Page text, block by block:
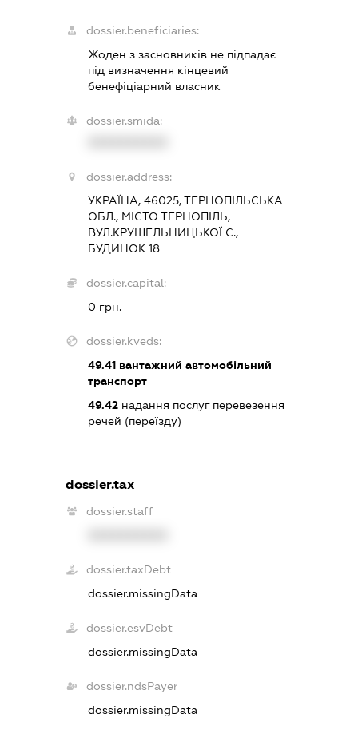
dossier.beneficiaries:
Жоден з засновників не підпадає
під визначення кінцевий
бенефіціарний власник
dossier.smida:
dossier.address:
УКРАЇНА, 46025, ТЕРНОПІЛЬСЬКА
ОБЛ., МІСТО ТЕРНОПІЛЬ,
ВУЛ.КРУШЕЛЬНИЦЬКОЇ С.,
БУДИНОК 18
dossier.capital:
0 грн.
dossier.kveds:
49.41вантажний автомобільний
транспорт
49.42надання послуг перевезення
речей (переїзду)
dossier.tax
dossier.staff
dossier.taxDebt
dossier.missingData
dossier.esvDebt
dossier.missingData
dossier.ndsPayer
dossier.missingData